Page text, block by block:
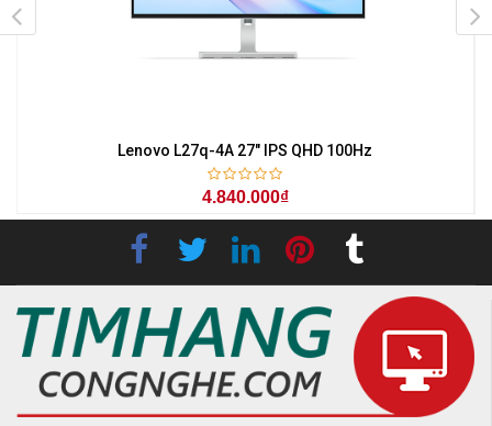
Lenovo L27q-4A 27" IPS QHD 100Hz
4.840.000₫